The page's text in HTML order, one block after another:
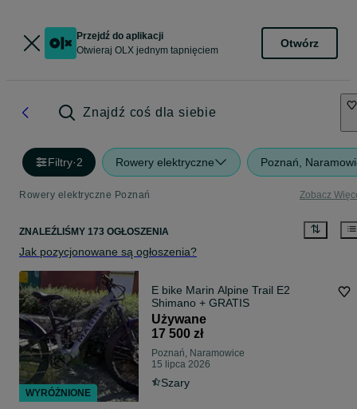
Przejdź do aplikacji
Otwieraj OLX jednym tapnięciem
Otwórz
Znajdź coś dla siebie
Filtry·2 Rowery elektryczne Poznań,
Rowery elektryczne Poznań Zobacz
ZNALEŹLIŚMY 173 OGŁOSZENIA
Jak pozycjonowane są ogłoszenia?
E bike Marin Alpine Trail E2
Shimano + GRATIS
Używane
17 500 zł
Poznań, Naramowice
15 lipca 2026
Szary
WYRÓŻNIONE